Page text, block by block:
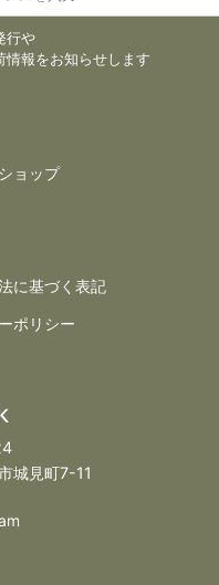
行や
情報をお知らせします
ゲーション
ョップ
シー
に基づく表記
ポリシー
城見町7-11